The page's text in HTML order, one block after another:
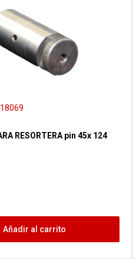
RESORTERA pin 45x 124
Añadir al carrito